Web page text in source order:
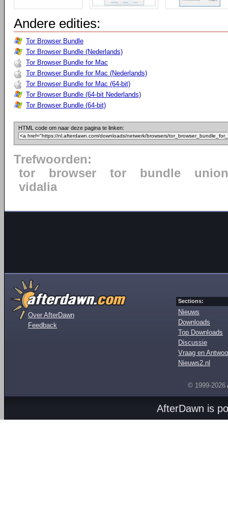
Andere edities:
Tor Browser Bundle
Tor Browser Bundle (Nederlands)
Tor Browser Bundle for Mac
Tor Browser Bundle for Mac (Nederlands)
Tor Browser Bundle for Mac (64-bit)
Tor Browser Bundle (64-bit Nederlands)
Tor Browser Bundle (64-bit)
HTML code om naar deze pagina te linken:
Trefwoorden:
tor
browser tor bundle
union
vidalia
Over AfterDawn
Feedback
Sections:
Nieuws
Downloads
Top Downloads
Discussie
Vraag en
Nieuws2.nl
© 1999-2026
AfterDawn is